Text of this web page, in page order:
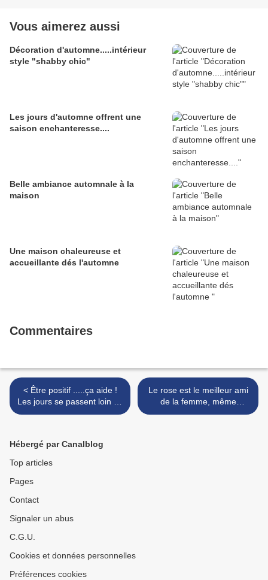
Vous aimerez aussi
Décoration d'automne.....intérieur
style "shabby chic"
Les jours d'automne offrent une
saison enchanteresse....
Belle ambiance automnale à la
maison
Une maison chaleureuse et
accueillante dés l'automne
Commentaires
< Être positif .....ça aide !
Les jours se passent loin du
stress...
Le rose est le meilleur ami
de la femme, même
lorsqu'elle est malade >
Hébergé par Canalblog
Top articles
Pages
Contact
Signaler un abus
C.G.U.
Cookies et données personnelles
Préférences cookies